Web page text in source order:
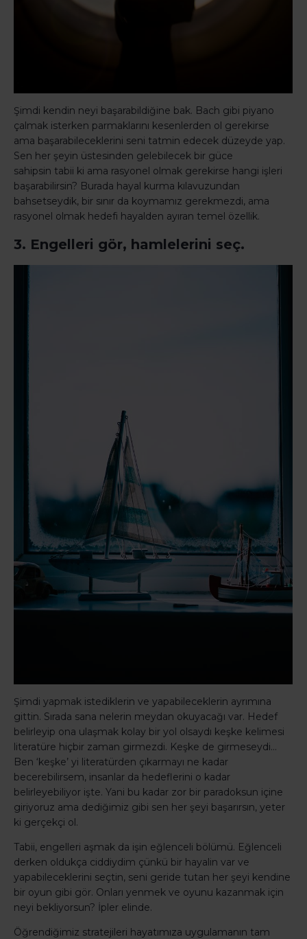
Şimdi kendin neyi başarabildiğine bak. Bach gibi piyano
çalmak isterken parmaklarını kesenlerden ol gerekirse
ama başarabileceklerini seni tatmin edecek düzeyde yap.
Sen her şeyin üstesinden gelebilecek bir güce
sahipsin tabii ki ama rasyonel olmak gerekirse hangi işleri
başarabilirsin? Burada hayal kurma kılavuzundan
bahsetseydik, bir sınır da koymamız gerekmezdi, ama
rasyonel olmak hedefi hayalden ayıran temel özellik.
3. Engelleri gör, hamlelerini seç.
Şimdi yapmak istediklerin ve yapabileceklerin ayrımına
gittin. Sırada sana nelerin meydan okuyacağı var. Hedef
belirleyip ona ulaşmak kolay bir yol olsaydı keşke kelimesi
literatüre hiçbir zaman girmezdi. Keşke de girmeseydi…
Ben ‘keşke’ yi literatürden çıkarmayı ne kadar
becerebilirsem, insanlar da hedeflerini o kadar
belirleyebiliyor işte. Yani bu kadar zor bir paradoksun içine
giriyoruz ama dediğimiz gibi sen her şeyi başarırsın, yeter
ki gerçekçi ol.
Tabii, engelleri aşmak da işin eğlenceli bölümü. Eğlenceli
derken oldukça ciddiydim çünkü bir hayalin var ve
yapabileceklerini seçtin, seni geride tutan her şeyi kendine
bir oyun gibi gör. Onları yenmek ve oyunu kazanmak için
neyi bekliyorsun? İpler elinde.
Öğrendiğimiz stratejileri hayatımıza uygulamanın tam